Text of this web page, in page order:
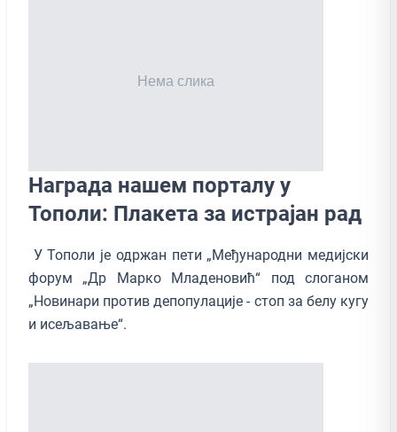
Награда нашем порталу у
Тополи: Плакета за истрајан рад
У Тополи је одржан пети „Међународни медијски
форум „Др Марко Младеновић“ под слоганом
„Новинари против депопулације - стоп за белу кугу
и исељавање“.